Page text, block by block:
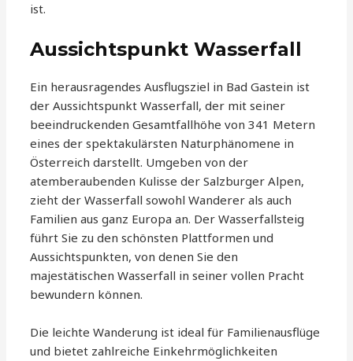
ist.
Aussichtspunkt Wasserfall
Ein herausragendes Ausflugsziel in Bad Gastein ist
der Aussichtspunkt Wasserfall, der mit seiner
beeindruckenden Gesamtfallhöhe von 341 Metern
eines der spektakulärsten Naturphänomene in
Österreich darstellt. Umgeben von der
atemberaubenden Kulisse der Salzburger Alpen,
zieht der Wasserfall sowohl Wanderer als auch
Familien aus ganz Europa an. Der Wasserfallsteig
führt Sie zu den schönsten Plattformen und
Aussichtspunkten, von denen Sie den
majestätischen Wasserfall in seiner vollen Pracht
bewundern können.
Die leichte Wanderung ist ideal für Familienausflüge
und bietet zahlreiche Einkehrmöglichkeiten